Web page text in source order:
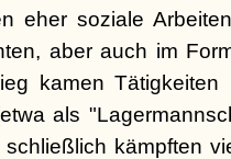
eher soziale
aber auch im
kamen
als
kämpften